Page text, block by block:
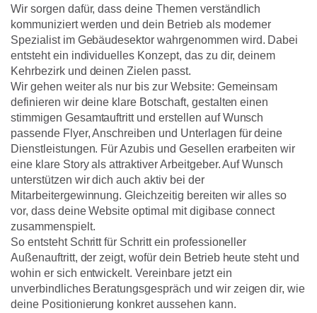
Wir sorgen dafür, dass deine Themen verständlich
kommuniziert werden und dein Betrieb als moderner
Spezialist im Gebäudesektor wahrgenommen wird. Dabei
entsteht ein individuelles Konzept, das zu dir, deinem
Kehrbezirk und deinen Zielen passt.
Wir gehen weiter als nur bis zur Website: Gemeinsam
definieren wir deine klare Botschaft, gestalten einen
stimmigen Gesamtauftritt und erstellen auf Wunsch
passende Flyer, Anschreiben und Unterlagen für deine
Dienstleistungen. Für Azubis und Gesellen erarbeiten wir
eine klare Story als attraktiver Arbeitgeber. Auf Wunsch
unterstützen wir dich auch aktiv bei der
Mitarbeitergewinnung. Gleichzeitig bereiten wir alles so
vor, dass deine Website optimal mit digibase connect
zusammenspielt.
So entsteht Schritt für Schritt ein professioneller
Außenauftritt, der zeigt, wofür dein Betrieb heute steht und
wohin er sich entwickelt. Vereinbare jetzt ein
unverbindliches Beratungsgespräch und wir zeigen dir, wie
deine Positionierung konkret aussehen kann.